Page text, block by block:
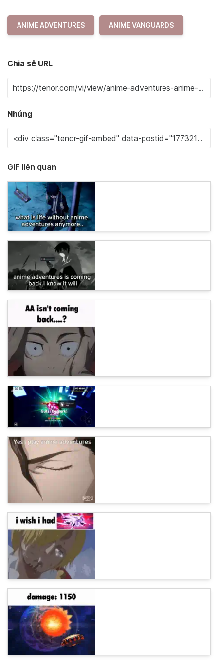
ANIME ADVENTURES ANIME VANGUARDS
Chia sẻ URL
Nhúng
GIF liên quan